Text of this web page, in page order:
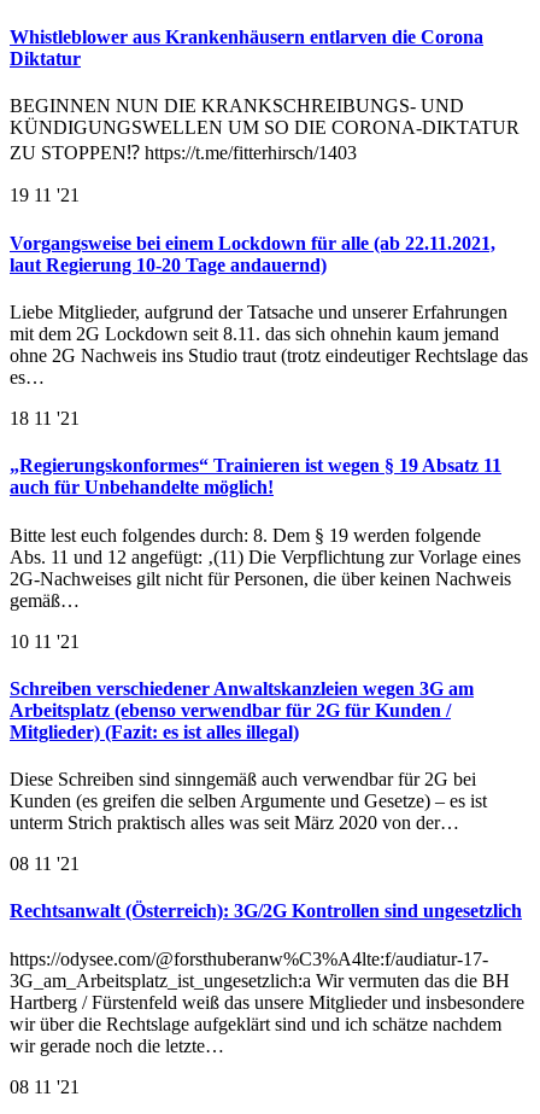
Whistleblower aus Krankenhäusern entlarven die Corona
Diktatur
BEGINNEN NUN DIE KRANKSCHREIBUNGS- UND
KÜNDIGUNGSWELLEN UM SO DIE CORONA-DIKTATUR
ZU STOPPEN⁉️ https://t.me/fitterhirsch/1403
19 11 '21
Vorgangsweise bei einem Lockdown für alle (ab 22.11.2021,
laut Regierung 10-20 Tage andauernd)
Liebe Mitglieder, aufgrund der Tatsache und unserer Erfahrungen
mit dem 2G Lockdown seit 8.11. das sich ohnehin kaum jemand
ohne 2G Nachweis ins Studio traut (trotz eindeutiger Rechtslage das
es…
18 11 '21
„Regierungskonformes“ Trainieren ist wegen § 19 Absatz 11
auch für Unbehandelte möglich!
Bitte lest euch folgendes durch: 8. Dem § 19 werden folgende
Abs. 11 und 12 angefügt: ‚(11) Die Verpflichtung zur Vorlage eines
2G-Nachweises gilt nicht für Personen, die über keinen Nachweis
gemäß…
10 11 '21
Schreiben verschiedener Anwaltskanzleien wegen 3G am
Arbeitsplatz (ebenso verwendbar für 2G für Kunden /
Mitglieder) (Fazit: es ist alles illegal)
Diese Schreiben sind sinngemäß auch verwendbar für 2G bei
Kunden (es greifen die selben Argumente und Gesetze) – es ist
unterm Strich praktisch alles was seit März 2020 von der…
08 11 '21
Rechtsanwalt (Österreich): 3G/2G Kontrollen sind ungesetzlich
https://odysee.com/@forsthuberanw%C3%A4lte:f/audiatur-17-
3G_am_Arbeitsplatz_ist_ungesetzlich:a Wir vermuten das die BH
Hartberg / Fürstenfeld weiß das unsere Mitglieder und insbesondere
wir über die Rechtslage aufgeklärt sind und ich schätze nachdem
wir gerade noch die letzte…
08 11 '21